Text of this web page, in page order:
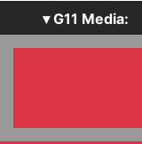
▾ G11 Media:
SecurityOpenLab